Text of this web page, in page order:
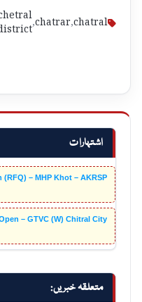
اشتہارات
– MHP Khot – AKRSP
– GTVC (W) Chitral City
متعلقہ خبریں:
chatral
,
chatrar
,